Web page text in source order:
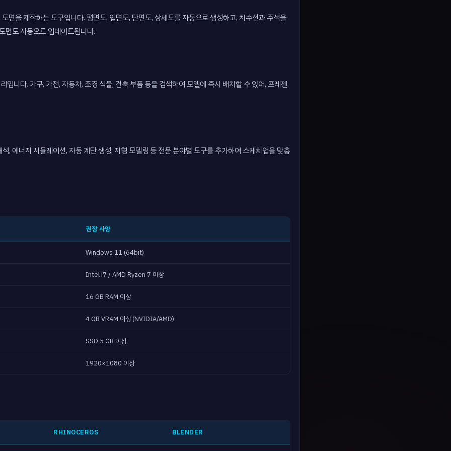
면을 제작하는 도구입니다. 평면도, 입면도, 단면도, 상세도를 자동으로 생성하고, 치수선과 주석을
면도 자동으로 업데이트됩니다.
니다. 가구, 가전, 자동차, 조경 식물, 건축 부품 등을 검색하여 모델에 즉시 배치할 수 있어, 프레젠
, 에너지 시뮬레이션, 자동 계단 생성, 지형 모델링 등 전문 분야별 도구를 추가하여 스케치업을 맞춤
권장 사양
Windows 11 (64bit)
Intel i7 / AMD Ryzen 7 이상
16 GB RAM 이상
4 GB VRAM 이상 (NVIDIA/AMD)
SSD 5 GB 이상
1920×1080 이상
RHINOCEROS BLENDER